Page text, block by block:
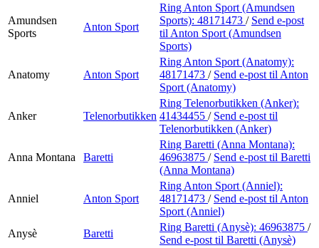
Amundsen
Sports
Anton Sport
Ring Anton Sport (Amundsen
Sports): 48171473 / Send e-post
til Anton Sport (Amundsen
Sports)
Anatomy Anton Sport
Ring Anton Sport (Anatomy):
48171473 / Send e-post til Anton
Sport (Anatomy)
Anker Telenorbutikken
Ring Telenorbutikken (Anker):
41434455 / Send e-post til
Telenorbutikken (Anker)
Anna Montana Baretti
Ring Baretti (Anna Montana):
46963875 / Send e-post til Baretti
(Anna Montana)
Anniel Anton Sport
Ring Anton Sport (Anniel):
48171473 / Send e-post til Anton
Sport (Anniel)
Anysè
Baretti
Ring Baretti (Anysè): 46963875 /
Send e-post til Baretti (Anysè)